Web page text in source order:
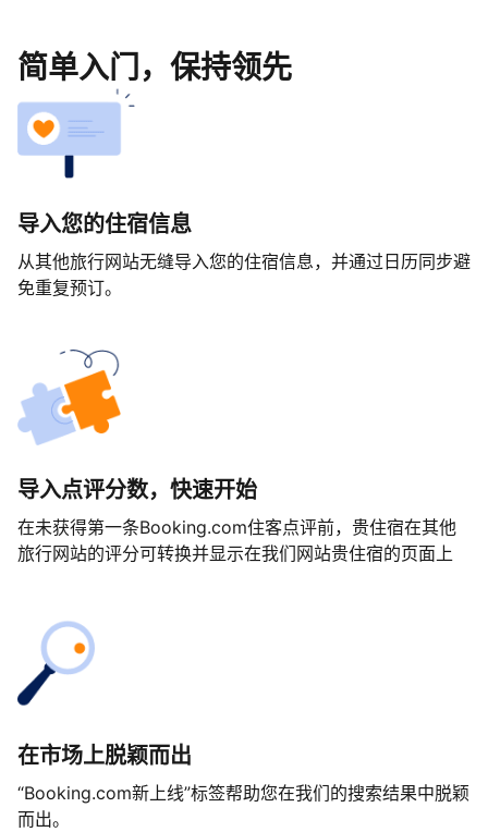
简单入门，保持领先
导入您的住宿信息
从其他旅行网站无缝导入您的住宿信息，并通过日历同步避
免重复预订。
导入点评分数，快速开始
在未获得第一条Booking.com住客点评前，贵住宿在其他
旅行网站的评分可转换并显示在我们网站贵住宿的页面上
在市场上脱颖而出
“Booking.com新上线”标签帮助您在我们的搜索结果中脱颖
而出。